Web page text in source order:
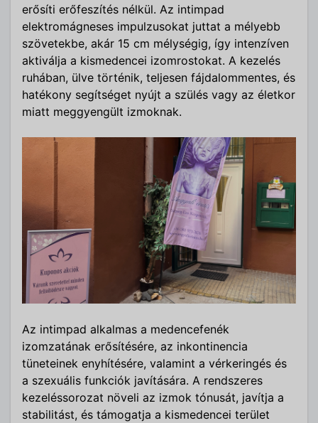
erősíti erőfeszítés nélkül. Az intimpad
elektromágneses impulzusokat juttat a mélyebb
szövetekbe, akár 15 cm mélységig, így intenzíven
aktiválja a kismedencei izomrostokat. A kezelés
ruhában, ülve történik, teljesen fájdalommentes, és
hatékony segítséget nyújt a szülés vagy az életkor
miatt meggyengült izmoknak.
Az intimpad alkalmas a medencefenék
izomzatának erősítésére, az inkontinencia
tüneteinek enyhítésére, valamint a vérkeringés és
a szexuális funkciók javítására. A rendszeres
kezeléssorozat növeli az izmok tónusát, javítja a
stabilitást, és támogatja a kismedencei terület